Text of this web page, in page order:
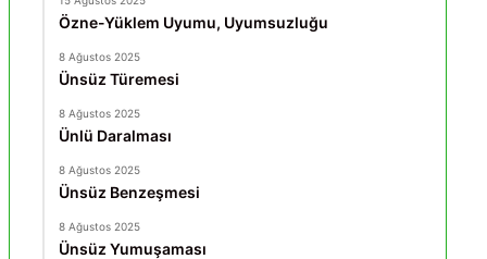
Özne-Yüklem Uyumu, Uyumsuzluğu
8 Ağustos 2025
Ünsüz Türemesi
8 Ağustos 2025
Ünlü Daralması
8 Ağustos 2025
Ünsüz Benzeşmesi
8 Ağustos 2025
Ünsüz Yumuşaması